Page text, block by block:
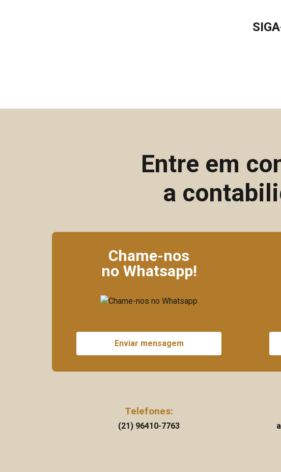
Entre em
a
Chame-nos
no Whatsapp!
Enviar mensagem
Telefones:
(21) 96410-7763